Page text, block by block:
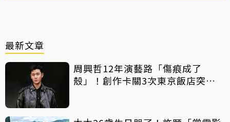
最新文章
周興哲12年演藝路「傷痕成了
殼」！創作卡關3次東京飯店突找